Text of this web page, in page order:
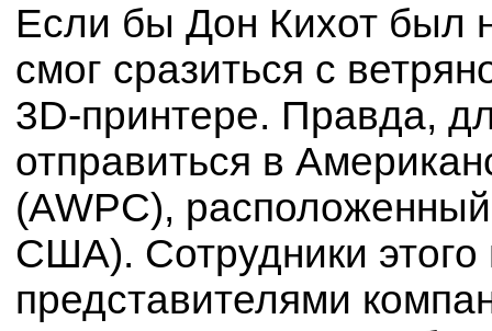
Если бы Дон Кихот был
смог сразиться с
3D-принтере. Правда,
отправиться в
(AWPC),
США). Сотрудники этого
представителями